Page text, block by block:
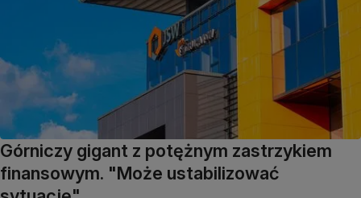
Górniczy gigant z potężnym zastrzykiem
finansowym. "Może ustabilizować